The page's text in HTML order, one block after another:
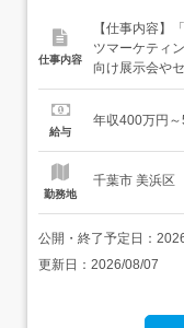
仕事内容
【仕事内容】
ツマーケティ
向け展示会や
得から事業拡
ライン・オフ
給与
年収400万円～
勤務地
千葉市 美浜区
公開・終了予定日：
更新日： 2026/08/07